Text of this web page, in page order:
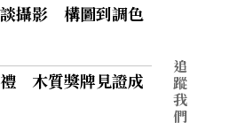
攝影 構圖到調色
木質獎牌見證成
追
蹤
我
們